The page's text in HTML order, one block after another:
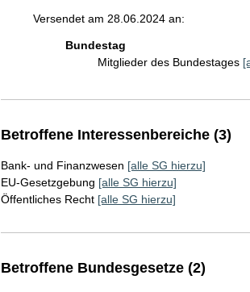
Versendet am 28.06.2024 an:
Bundestag
Mitglieder des Bundestages
Betroffene Interessenbereiche (3)
Bank- und Finanzwesen [alle SG hierzu]
EU-Gesetzgebung [alle SG hierzu]
Öffentliches Recht [alle SG hierzu]
Betroffene Bundesgesetze (2)